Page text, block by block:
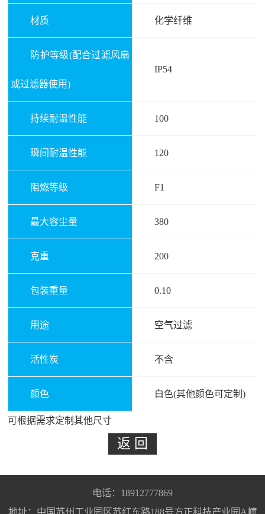
材质 化学纤维
防护等级(配合过滤风扇
或过滤器使用)
IP54
持续耐温性能 100
瞬间耐温性能 120
阻燃等级 F1
最大容尘量 380
克重 200
包装重量 0.10
用途 空气过滤
活性炭 不含
颜色 白色(其他颜色可定制)
可根据需求定制其他尺寸
电话：18912777869
地址：中国苏州工业园区苏红东路188号方正科技产业园A幢